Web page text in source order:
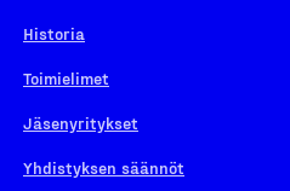
Historia
Toimielimet
Jäsenyritykset
Yhdistyksen säännöt